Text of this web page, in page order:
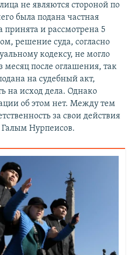
не являются стороной по
была подана частная
принята и рассмотрена 5
решение суда, согласно
кодексу, не могло
месяц после оглашения, так
на судебный акт,
на исход дела. Однако
об этом нет. Между тем
за свои действия
Нурпеисов.